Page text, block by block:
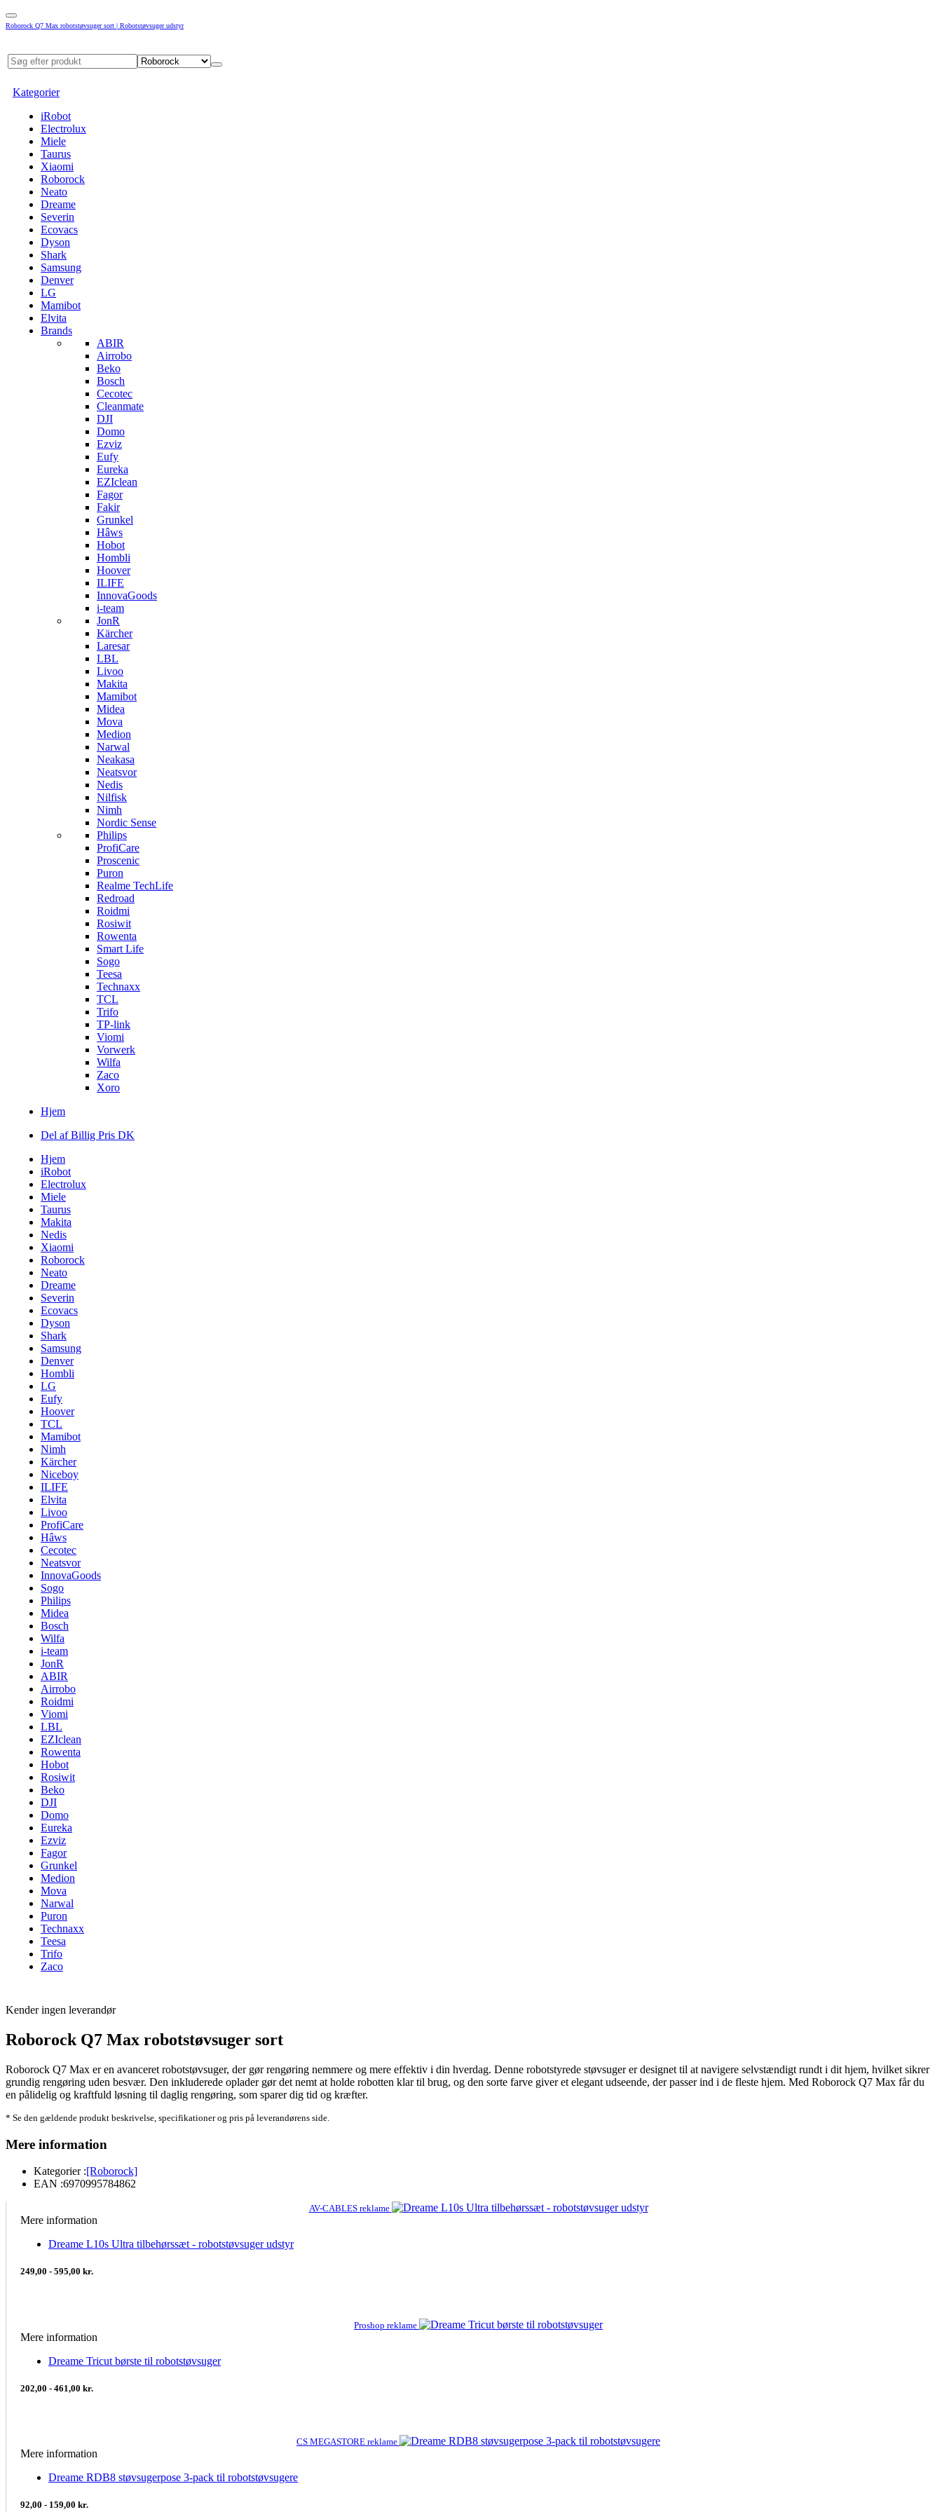
Roborock Q7 Max robotstøvsuger sort | Robotstøvsuger udstyr
Kategorier
iRobot
Electrolux
Miele
Taurus
Xiaomi
Roborock
Neato
Dreame
Severin
Ecovacs
Dyson
Shark
Samsung
Denver
LG
Mamibot
Elvita
Brands
ABIR
Airrobo
Beko
Bosch
Cecotec
Cleanmate
DJI
Domo
Ezviz
Eufy
Eureka
EZIclean
Fagor
Fakir
Grunkel
Hâws
Hobot
Hombli
Hoover
ILIFE
InnovaGoods
i-team
JonR
Kärcher
Laresar
LBL
Livoo
Makita
Mamibot
Midea
Mova
Medion
Narwal
Neakasa
Neatsvor
Nedis
Nilfisk
Nimh
Nordic Sense
Philips
ProfiCare
Proscenic
Puron
Realme TechLife
Redroad
Roidmi
Rosiwit
Rowenta
Smart Life
Sogo
Teesa
Technaxx
TCL
Trifo
TP-link
Viomi
Vorwerk
Wilfa
Zaco
Xoro
Hjem
Del af Billig Pris DK
Hjem
iRobot
Electrolux
Miele
Taurus
Makita
Nedis
Xiaomi
Roborock
Neato
Dreame
Severin
Ecovacs
Dyson
Shark
Samsung
Denver
Hombli
LG
Eufy
Hoover
TCL
Mamibot
Nimh
Kärcher
Niceboy
ILIFE
Elvita
Livoo
ProfiCare
Hâws
Cecotec
Neatsvor
InnovaGoods
Sogo
Philips
Midea
Bosch
Wilfa
i-team
JonR
ABIR
Airrobo
Roidmi
Viomi
LBL
EZIclean
Rowenta
Hobot
Rosiwit
Beko
DJI
Domo
Eureka
Ezviz
Fagor
Grunkel
Medion
Mova
Narwal
Puron
Technaxx
Teesa
Trifo
Zaco
Kender ingen leverandør
Roborock Q7 Max robotstøvsuger sort
Roborock Q7 Max er en avanceret robotstøvsuger, der gør rengøring nemmere og mere effektiv i din hverdag. Denne robotstyrede støvsuger er designet til at navigere selvstændigt rundt i dit hjem, hvilket sikrer
grundig rengøring uden besvær. Den inkluderede oplader gør det nemt at holde robotten klar til brug, og den sorte farve giver et elegant udseende, der passer ind i de fleste hjem. Med Roborock Q7 Max får du
en pålidelig og kraftfuld løsning til daglig rengøring, som sparer dig tid og kræfter.
* Se den gældende produkt beskrivelse, specifikationer og pris på leverandørens side.
Mere information
Kategorier :[Roborock]
EAN :6970995784862
AV-CABLES reklame
Mere information
Dreame L10s Ultra tilbehørssæt - robotstøvsuger udstyr
249,00 - 595,00 kr.
Proshop reklame
Mere information
Dreame Tricut børste til robotstøvsuger
202,00 - 461,00 kr.
CS MEGASTORE reklame
Mere information
Dreame RDB8 støvsugerpose 3-pack til robotstøvsugere
92,00 - 159,00 kr.